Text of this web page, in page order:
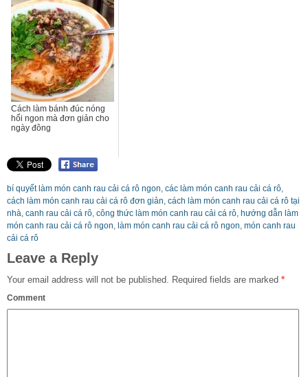
Cách làm bánh đúc nóng
hổi ngon mà đơn giản cho
ngày đông
bí quyết làm món canh rau cải cá rô ngon các làm món canh rau cải cá rô
cách làm món canh rau cải cá rô đơn giản cách làm món canh rau cải cá rô tại
nhà canh rau cải cá rô công thức làm món canh rau cải cá rô hướng dẫn làm
món canh rau cải cá rô ngon làm món canh rau cải cá rô ngon món canh rau
cải cá rô
Leave a Reply
Your email address will not be published. Required fields are marked *
Comment